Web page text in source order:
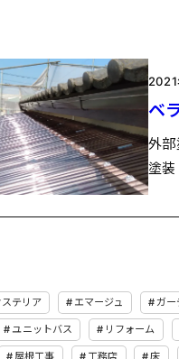
2021
ベ
外
塗
テリア エマージュ ガー
ユニットバス リフォーム
屋根工事 工務店 床